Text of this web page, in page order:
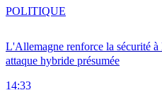
L'Allemagne renforce la sécurité
attaque hybride présumée
14:33
POLITIQUE